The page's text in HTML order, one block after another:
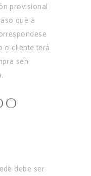
provisional
que a
o cliente terá
sen
debe ser